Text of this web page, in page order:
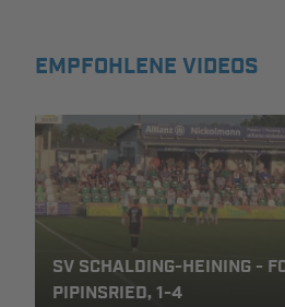
EMPFOHLENE VIDEOS
SV SCHALDING-HEINING -
PIPINSRIED, 1-4